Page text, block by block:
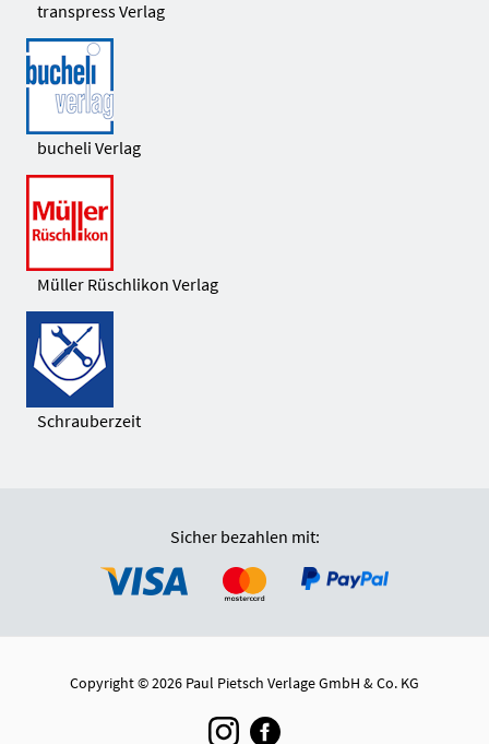
transpress Verlag
bucheli Verlag
Müller Rüschlikon Verlag
Schrauberzeit
Sicher bezahlen mit:
Copyright © 2026 Paul Pietsch Verlage GmbH & Co. KG